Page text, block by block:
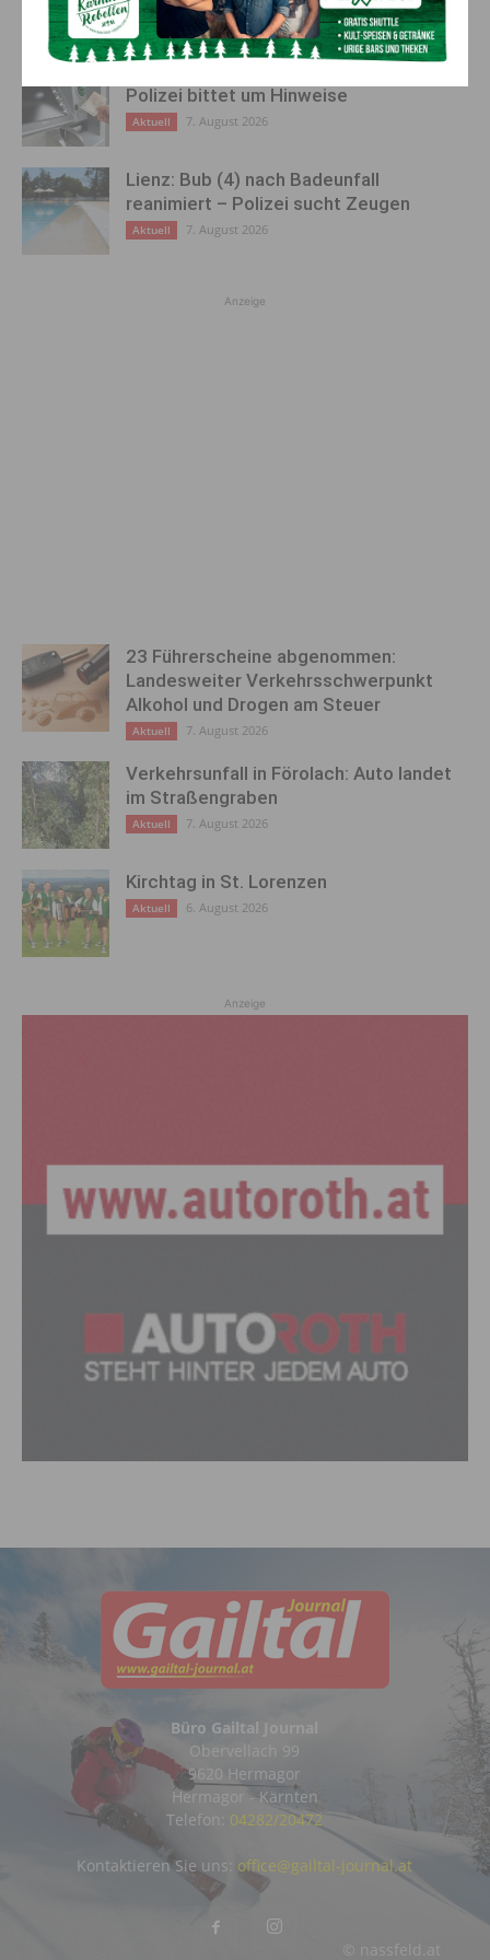
Aktuell 7. August 2026
Polizei bittet um Hinweise
Aktuell 7. August 2026
Lienz: Bub (4) nach Badeunfall
reanimiert – Polizei sucht Zeugen
Aktuell 7. August 2026
Anzeige
23 Führerscheine abgenommen:
Landesweiter Verkehrsschwerpunkt
Alkohol und Drogen am Steuer
Aktuell 7. August 2026
Verkehrsunfall in Förolach: Auto landet
im Straßengraben
Aktuell 7. August 2026
Kirchtag in St. Lorenzen
Aktuell 6. August 2026
Anzeige
Büro Gailtal Journal
Obervellach 99
9620 Hermagor
Hermagor - Kärnten
Telefon: 04282/20472
© nassfeld.at
Kontaktieren Sie uns: office@gailtal-journal.at